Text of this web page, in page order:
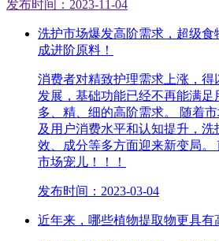
发布时间：2023-11-04
洗护市场爆发高阶需求，超级食
成进阶原料！
消费者对精致护理需求上涨，得
发展，基础功能已经不再能满
多、精、细的高阶需求。 随着
及用户消费水平和认知提升，
效、成分等多方面迎来新变局。
市场宠儿！！！
发布时间：2023-03-04
近年来，哪些植物提取物更具有